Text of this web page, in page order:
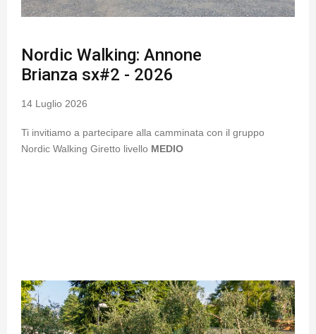
Nordic Walking: Annone
Brianza sx#2 - 2026
14 Luglio 2026
Ti invitiamo a partecipare alla camminata con il gruppo
Nordic Walking Giretto livello MEDIO